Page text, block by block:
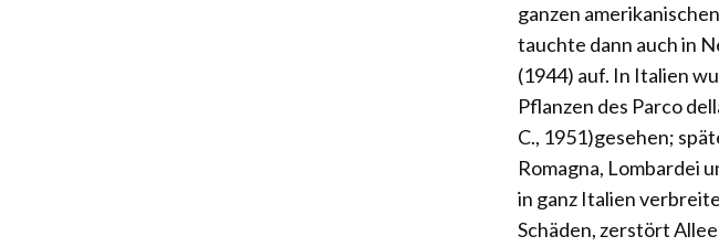
ganzen
tauchte dann auch in
(1944) auf. In Italien
Pflanzen des Parco
C., 1951)gesehen;
Romagna, Lombardei
in ganz Italien
Schäden, zerstört